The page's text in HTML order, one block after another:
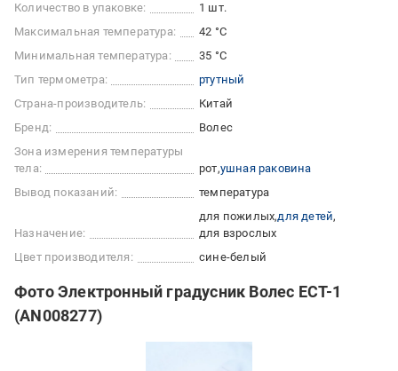
Количество в упаковке:
1 шт.
Максимальная температура:
42 °С
Минимальная температура:
35 °С
Тип термометра:
ртутный
Страна-производитель:
Китай
Бренд:
Волес
Зона измерения температуры
тела:
рот ушная раковина
Вывод показаний:
температура
Назначение:
для пожилых для детей
для взрослых
Цвет производителя:
сине-белый
Фото Электронный градусник Волес ЕСТ-1
(AN008277)